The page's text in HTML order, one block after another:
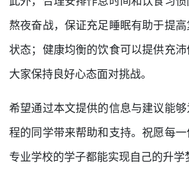
熬夜奋战，保证充足睡眠有助于提
状态；健康均衡的饮食可以提供充
大家保持良好心态面对挑战。
希望通过本文提供的信息与建议能
程的同学带来帮助和支持。祝愿每
专业学校的学子都能实现自己的升学